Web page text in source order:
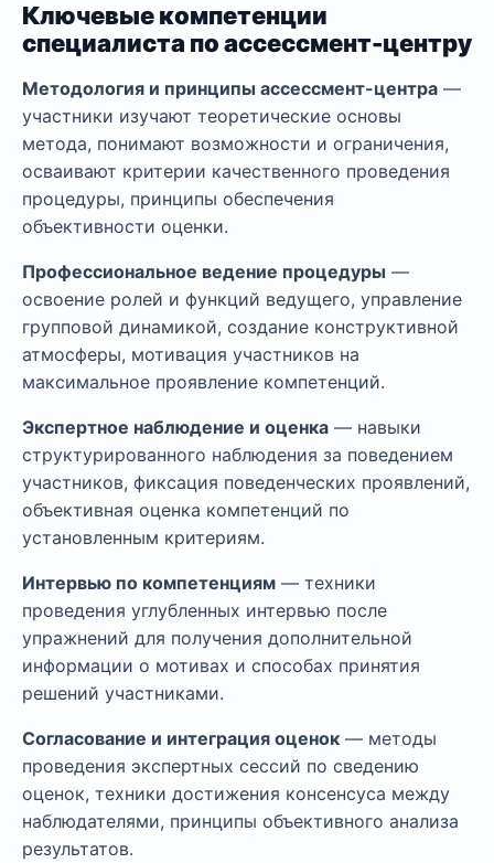
Ключевые компетенции
специалиста по ассессмент-центру
Методология и принципы ассессмент-центра —
участники изучают теоретические основы
метода, понимают возможности и ограничения,
осваивают критерии качественного проведения
процедуры, принципы обеспечения
объективности оценки.
Профессиональное ведение процедуры —
освоение ролей и функций ведущего, управление
групповой динамикой, создание конструктивной
атмосферы, мотивация участников на
максимальное проявление компетенций.
Экспертное наблюдение и оценка — навыки
структурированного наблюдения за поведением
участников, фиксация поведенческих проявлений,
объективная оценка компетенций по
установленным критериям.
Интервью по компетенциям — техники
проведения углубленных интервью после
упражнений для получения дополнительной
информации о мотивах и способах принятия
решений участниками.
Согласование и интеграция оценок — методы
проведения экспертных сессий по сведению
оценок, техники достижения консенсуса между
наблюдателями, принципы объективного анализа
результатов.